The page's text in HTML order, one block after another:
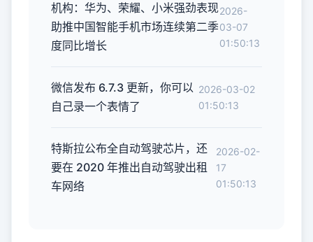
机构：华为、荣耀、小米强劲表现
助推中国智能手机市场连续第二季
度同比增长
2026-
03-07
01:50:13
微信发布 6.7.3 更新，你可以
自己录一个表情了
2026-03-02
01:50:13
特斯拉公布全自动驾驶芯片，还
要在 2020 年推出自动驾驶出租
车网络
2026-02-
17
01:50:13